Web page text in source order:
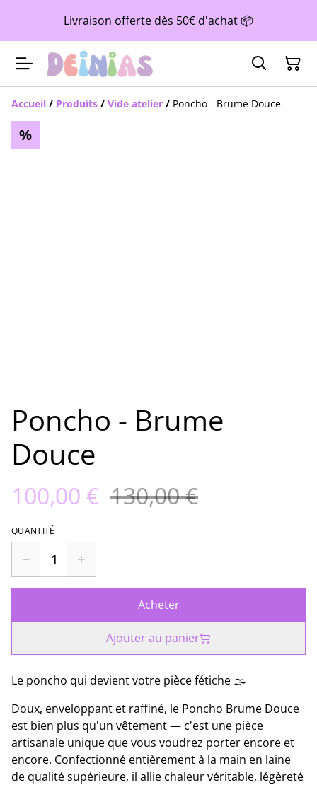
Livraison offerte dès 50€ d'achat 📦
Accueil / Produits / Vide atelier / Poncho - Brume Douce
%
Poncho - Brume
Douce
100,00 € 130,00 €
QUANTITÉ
Acheter
Ajouter au panier
Le poncho qui devient votre pièce fétiche 🌫️
Doux, enveloppant et raffiné, le Poncho Brume Douce
est bien plus qu'un vêtement — c'est une pièce
artisanale unique que vous voudrez porter encore et
encore. Confectionné entièrement à la main en laine
de qualité supérieure, il allie chaleur véritable, légèreté